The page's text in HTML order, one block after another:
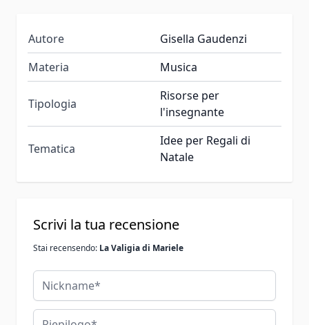
Autore
Gisella Gaudenzi
Materia
Musica
Tipologia
Risorse per
l'insegnante
Tematica
Idee per Regali di
Natale
Scrivi la tua recensione
Stai recensendo: La Valigia di Mariele
Nickname
Riepilogo